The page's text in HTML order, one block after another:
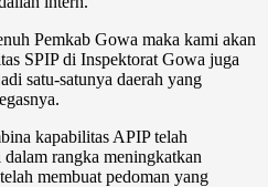
Pemkab Gowa maka kami akan
SPIP di Inspektorat Gowa juga
satu-satunya daerah yang
kapabilitas APIP telah
rangka meningkatkan
membuat pedoman yang